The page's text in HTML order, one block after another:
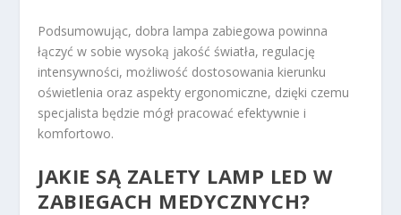
Podsumowując, dobra lampa zabiegowa powinna
łączyć w sobie wysoką jakość światła, regulację
intensywności, możliwość dostosowania kierunku
oświetlenia oraz aspekty ergonomiczne, dzięki czemu
specjalista będzie mógł pracować efektywnie i
komfortowo.
JAKIE SĄ ZALETY LAMP LED W
ZABIEGACH MEDYCZNYCH?